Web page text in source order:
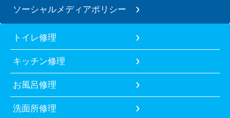
ソーシャルメディアポリシー
トイレ修理
キッチン修理
お風呂修理
洗面所修理